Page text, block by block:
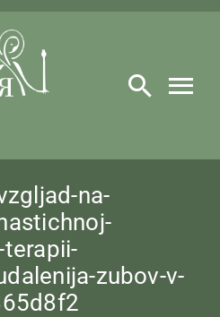
na-
zubov-v-